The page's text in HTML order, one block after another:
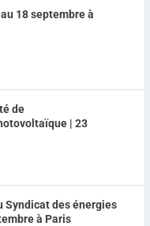
au 18 septembre à
de
| 23
Syndicat des énergies
à Paris